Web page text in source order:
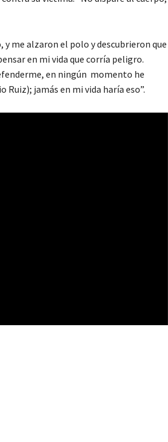
me alzaron el polo y descubrieron que
en mi vida que corría peligro.
en ningún momento he
jamás en mi vida haría eso”.